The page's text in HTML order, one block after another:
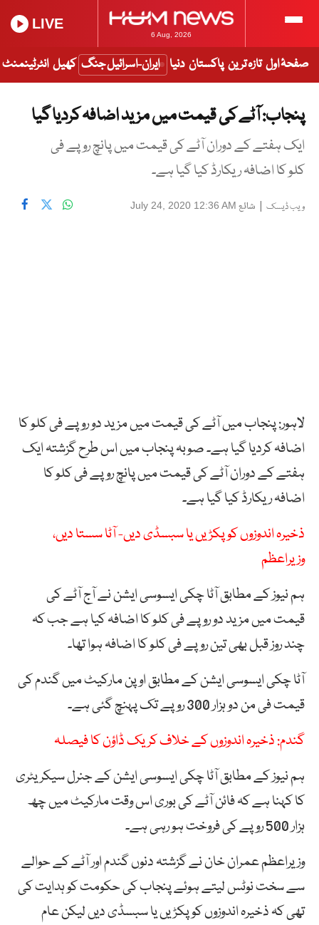
6 Aug, 2026
LIVE
صفحۂ اول تازہ ترین پاکستان دنیا ایران-اسرائیل جنگ کھیل انٹرٹینمنٹ
پنجاب: آٹے کی قیمت میں مزید اضافہ کردیا گیا
ایک ہفتے کے دوران آٹے کی قیمت میں پانچ روپے فی
کلو کا اضافہ ریکارڈ کیا گیا ہے۔
ویب ڈیسک | شائع July 24, 2020 12:36 AM
لاہور: پنجاب میں آٹے کی قیمت میں مزید دو روپے فی کلو کا
اضافہ کردیا گیا ہے۔ صوبہ پنجاب میں اس طرح گزشتہ ایک
ہفتے کے دوران آٹے کی قیمت میں پانچ روپے فی کلو کا
اضافہ ریکارڈ کیا گیا ہے۔
ذخیرہ اندوزوں کو پکڑیں یا سبسڈی دیں- آٹا سستا دیں،
وزیراعظم
ہم نیوز کے مطابق آٹا چکی ایسوسی ایشن نے آج آٹے کی
قیمت میں مزید دو روپے فی کلو کا اضافہ کیا ہے جب کہ
چند روز قبل بھی تین روپے فی کلو کا اضافہ ہوا تھا۔
آٹا چکی ایسوسی ایشن کے مطابق اوپن مارکیٹ میں گندم کی
قیمت فی من دو ہزار 300 روپے تک پہنچ گئی ہے۔
گندم: ذخیرہ اندوزوں کے خلاف کریک ڈاؤن کا فیصلہ
ہم نیوز کے مطابق آٹا چکی ایسوسی ایشن کے جنرل سیکریٹری
کا کہنا ہے کہ فائن آٹے کی بوری اس وقت مارکیٹ میں چھ
ہزار 500 روپے کی فروخت ہو رہی ہے۔
وزیراعظم عمران خان نے گزشتہ دنوں گندم اور آٹے کے حوالے
سے سخت نوٹس لیتے ہوئے پنجاب کی حکومت کو ہدایت کی
تھی کہ ذخیرہ اندوزوں کو پکڑیں یا سبسڈی دیں لیکن عام